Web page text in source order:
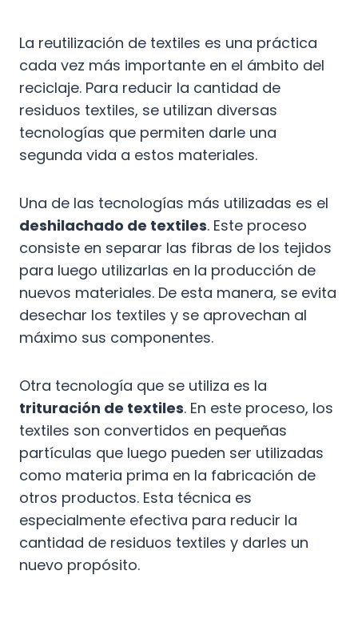
La reutilización de textiles es una práctica
cada vez más importante en el ámbito del
reciclaje. Para reducir la cantidad de
residuos textiles, se utilizan diversas
tecnologías que permiten darle una
segunda vida a estos materiales.
Una de las tecnologías más utilizadas es el
deshilachado de textiles. Este proceso
consiste en separar las fibras de los tejidos
para luego utilizarlas en la producción de
nuevos materiales. De esta manera, se evita
desechar los textiles y se aprovechan al
máximo sus componentes.
Otra tecnología que se utiliza es la
trituración de textiles. En este proceso, los
textiles son convertidos en pequeñas
partículas que luego pueden ser utilizadas
como materia prima en la fabricación de
otros productos. Esta técnica es
especialmente efectiva para reducir la
cantidad de residuos textiles y darles un
nuevo propósito.